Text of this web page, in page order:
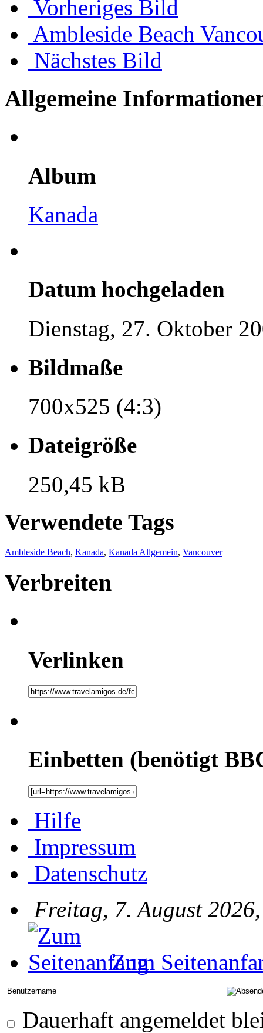
Vorheriges Bild
Ambleside Beach
Nächstes Bild
Allgemeine
Album
Kanada
Datum hochgeladen
Dienstag, 27. Oktober
Bildmaße
700x525 (4:3)
Dateigröße
250,45 kB
Verwendete Tags
Ambleside Beach, Kanada, Kanada Allgemein, Vancouver
Verbreiten
Verlinken
Einbetten (benötigt
Hilfe
Impressum
Datenschutz
Freitag, 7. August
Zum
Dauerhaft angemeldet